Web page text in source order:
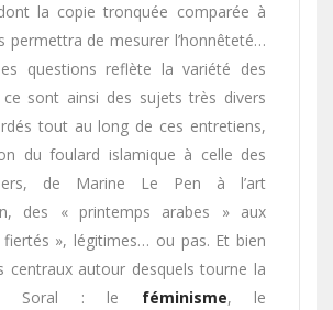
la copie tronquée comparée à
permettra de mesurer l’honnêteté…
questions reflète la variété des
sont ainsi des sujets très divers
tout au long de ces entretiens,
du foulard islamique à celle des
de Marine Le Pen à l’art
des « printemps arabes » aux
», légitimes… ou pas. Et bien
centraux autour desquels tourne la
Soral : le féminisme, le